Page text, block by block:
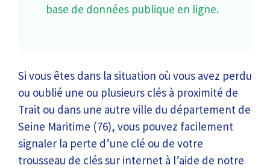
base de données publique en ligne.
Si vous êtes dans la situation où vous avez perdu
ou oublié une ou plusieurs clés à proximité de
Trait ou dans une autre ville du département de
Seine Maritime (76), vous pouvez facilement
signaler la perte d’une clé ou de votre
trousseau de clés sur internet à l’aide de notre